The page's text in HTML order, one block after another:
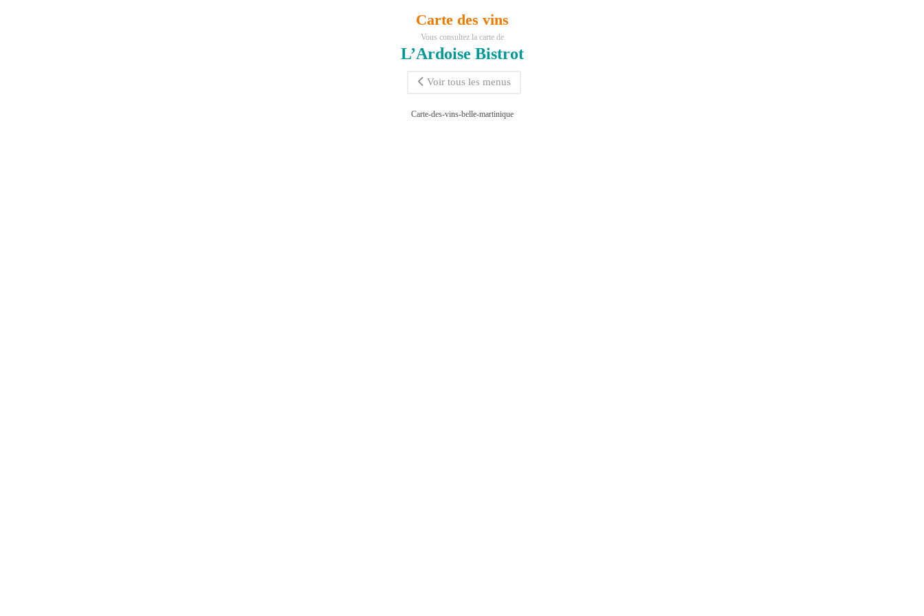
Carte des vins
Vous consultez la carte de
L’Ardoise Bistrot
Voir tous les menus
Carte-des-vins-belle-martinique